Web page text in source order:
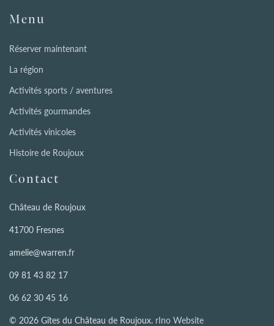
Menu
Réserver maintenant
La région
Activités sports / aventures
Activités gourmandes
Activités vinicoles
Histoire de Roujoux
Contact
Château de Roujoux
41700 Fresnes
amelie@warren.fr
09 81 43 82 17
06 62 30 45 16
© 2026 Gîtes du Château de Roujoux. rIno Website